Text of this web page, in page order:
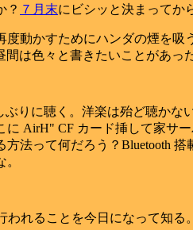
？ ７月末にビシッと決まってか
動かすためにハンダの煙を吸
は色々と書きたいことがあっ
ぶりに聴く。洋楽は殆ど聴かな
に AirH" CF カード挿して家サ
法って何だろう？Bluetooth
われることを今日になって知る